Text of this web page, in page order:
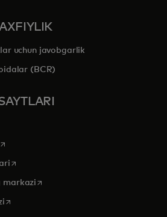
uchun javobgarlik
(BCR)
new tab
opens in a new tab
opens in a new tab
markazi opens in a new tab
opens in a new tab